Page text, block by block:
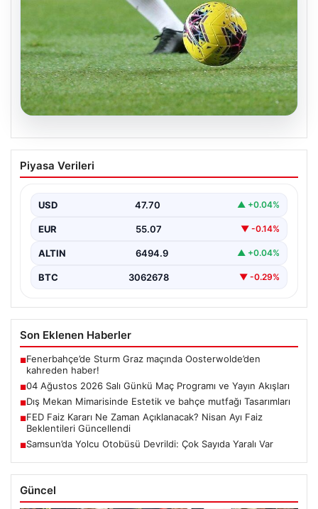
04 Ağustos 2026 Salı Günkü Maç
Programı ve Yayın Akışları
oldukça hareketli ve heyecan verici bir…
Piyasa Verileri
USD 47.70 ▲ +0.04%
EUR 55.07 ▼ -0.14%
ALTIN 6494.9 ▲ +0.04%
BTC 3062678 ▼ -0.29%
Son Eklenen Haberler
■Fenerbahçe’de Sturm Graz maçında Oosterwolde’den
kahreden haber!
■04 Ağustos 2026 Salı Günkü Maç Programı ve Yayın Akışları
■Dış Mekan Mimarisinde Estetik ve bahçe mutfağı Tasarımları
■FED Faiz Kararı Ne Zaman Açıklanacak? Nisan Ayı Faiz
Beklentileri Güncellendi
■Samsun’da Yolcu Otobüsü Devrildi: Çok Sayıda Yaralı Var
Güncel